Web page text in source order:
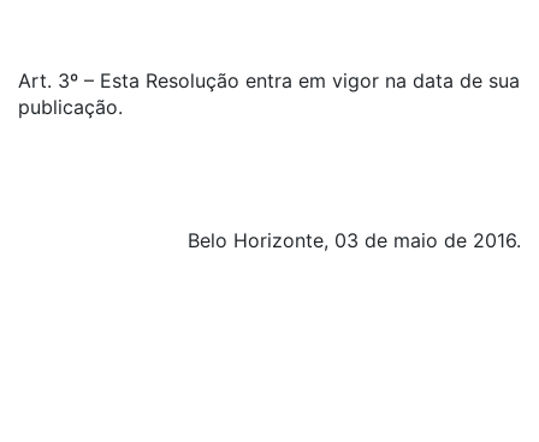
Art. 3º – Esta Resolução entra em vigor na data de sua
publicação.
Belo Horizonte, 03 de maio de 2016.